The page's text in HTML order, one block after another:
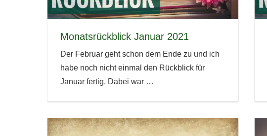
Monatsrückblick Januar 2021
Der Februar geht schon dem Ende zu und ich
habe noch nicht einmal den Rückblick für
Januar fertig. Dabei war …